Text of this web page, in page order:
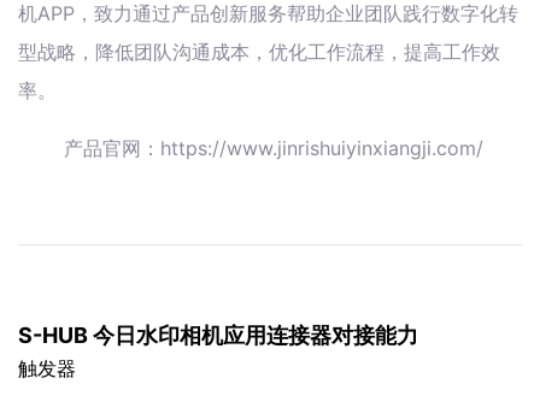
机APP，致力通过产品创新服务帮助企业团队践行数字化转
型战略，降低团队沟通成本，优化工作流程，提高工作效
率。
产品官网：https://www.jinrishuiyinxiangji.com/
S-HUB 今日水印相机应用连接器对接能力
触发器